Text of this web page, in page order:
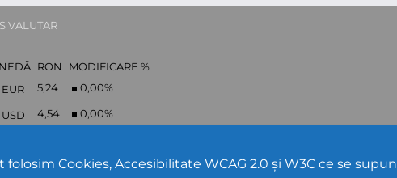
Cookies, Accesibilitate WCAG 2.0 și W3C ce se supun
VALUTAR
RON
MODIFICARE %
EUR
5,24 0,00%
USD 4,54 0,00%